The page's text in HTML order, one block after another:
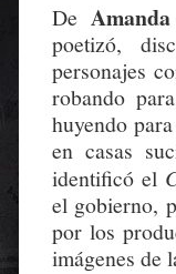
DeAmanda
poetizó,
personajes
robando
huyendo
en casas
identificó el
el gobierno,
por los
imágenes de